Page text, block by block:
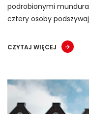
podrobionymi
cztery osoby
CZYTAJ WIĘCEJ